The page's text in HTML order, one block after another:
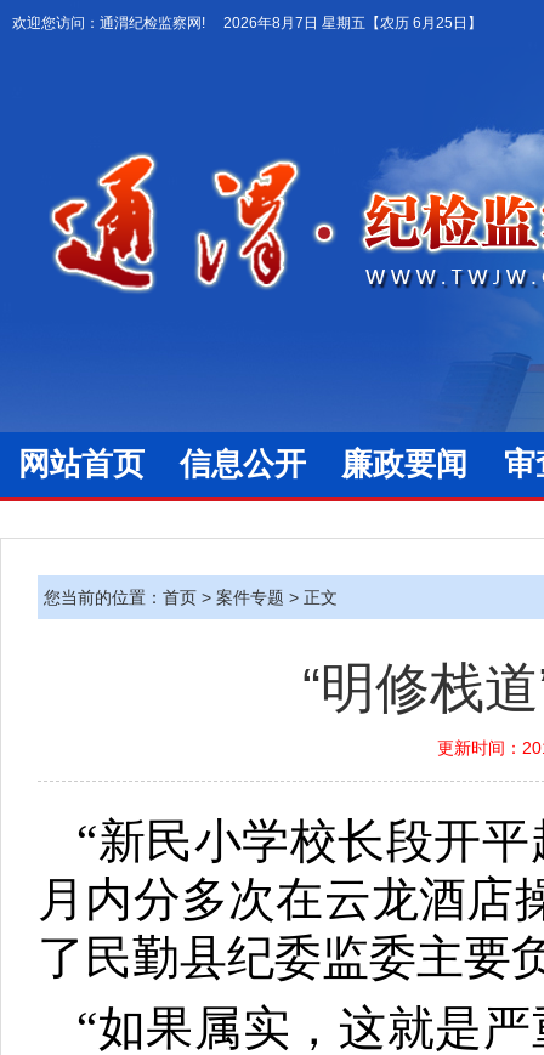
欢迎您访问：通渭纪检监察网! 2026年8月7日 星期五 【农历 6月25日】
网站首页 信息公开 廉政要闻 审
您当前的位置： 首页 > 案件专题 > 正文
“明修栈
更新时间：
“新民小学校长段开
月内分多次在云龙酒店
了民勤县纪委监委主要
“如果属实，这就是